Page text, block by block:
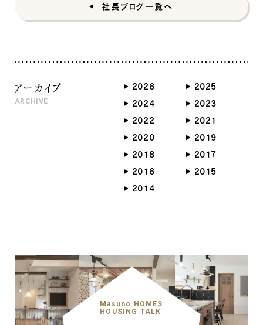
ナチュラル
カントリー
ヴィンテージ
社長ブログ一覧へ
アーカイブ
ARCHIVE
2026
2025
2024
2023
2022
2021
2020
2019
2018
2017
2016
2015
2014
Masuno HOMES
HOUSING TALK